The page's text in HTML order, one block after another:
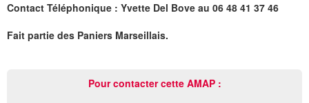
Contact Téléphonique : Yvette Del Bove au 06 48 41 37 46
Fait partie des Paniers Marseillais.
Pour contacter cette AMAP :